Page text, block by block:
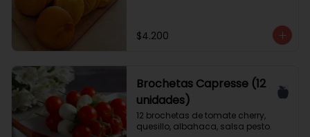
$4.200
Brochetas Capresse (12
unidades)
12 brochetas de tomate cherry,
quesillo, albahaca, salsa pesto.